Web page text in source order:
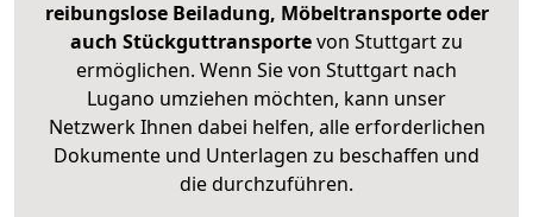
reibungslose Beiladung, Möbeltransporte oder
auch Stückguttransportevon Stuttgart zu
ermöglichen. Wenn Sie von Stuttgart nach
Lugano umziehen möchten, kann unser
Netzwerk Ihnen dabei helfen, alle erforderlichen
Dokumente und Unterlagen zu beschaffen und
die durchzuführen.